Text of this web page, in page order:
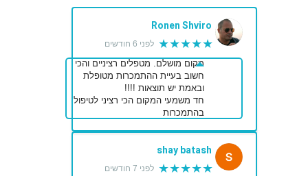
Ronen Shviro
★★★★★ לפני 6 חודשים
מקום מושלם. מטפלים רציניים והכי
חשוב בעיית ההתמכרות מטופלת
ובאמת יש תוצאות !!!!
חד משמעי המקום הכי רציני לטיפול
בהתמכרות
shay batash
★★★★★ לפני 7 חודשים